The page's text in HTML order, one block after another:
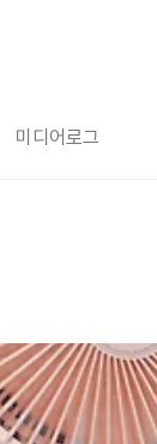
미디어로그